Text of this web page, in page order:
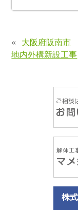
« 大阪府阪南市
地内外構新設工事